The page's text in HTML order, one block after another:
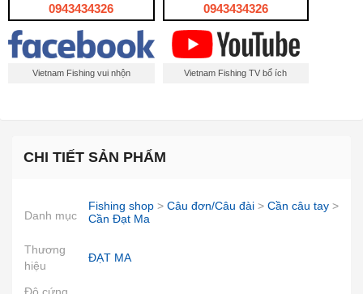
0943434326
0943434326
Vietnam Fishing vui nhộn Vietnam Fishing TV bổ ích
CHI TIẾT SẢN PHẨM
Danh mục
Fishing shop > Câu đơn/Câu đài > Cần câu tay >
Cần Đạt Ma
Thương
hiệu
ĐẠT MA